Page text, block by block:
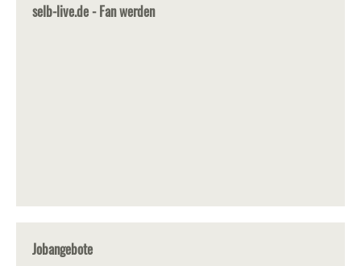
selb-live.de - Fan werden
Jobangebote